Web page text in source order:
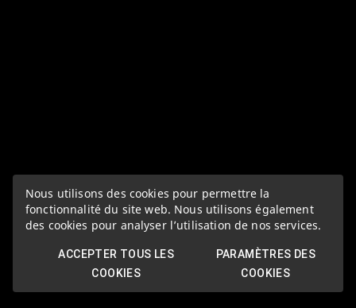
Nous utilisons des cookies pour permettre la
fonctionnalité du site web. Nous utilisons également
des cookies pour analyser l’utilisation de nos services.
ACCEPTER TOUS LES
COOKIES
PARAMÈTRES DES
COOKIES